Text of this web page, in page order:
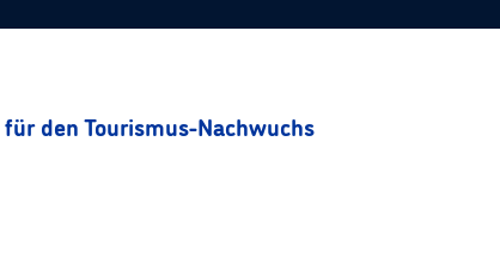
den Tourismus-Nachwuchs